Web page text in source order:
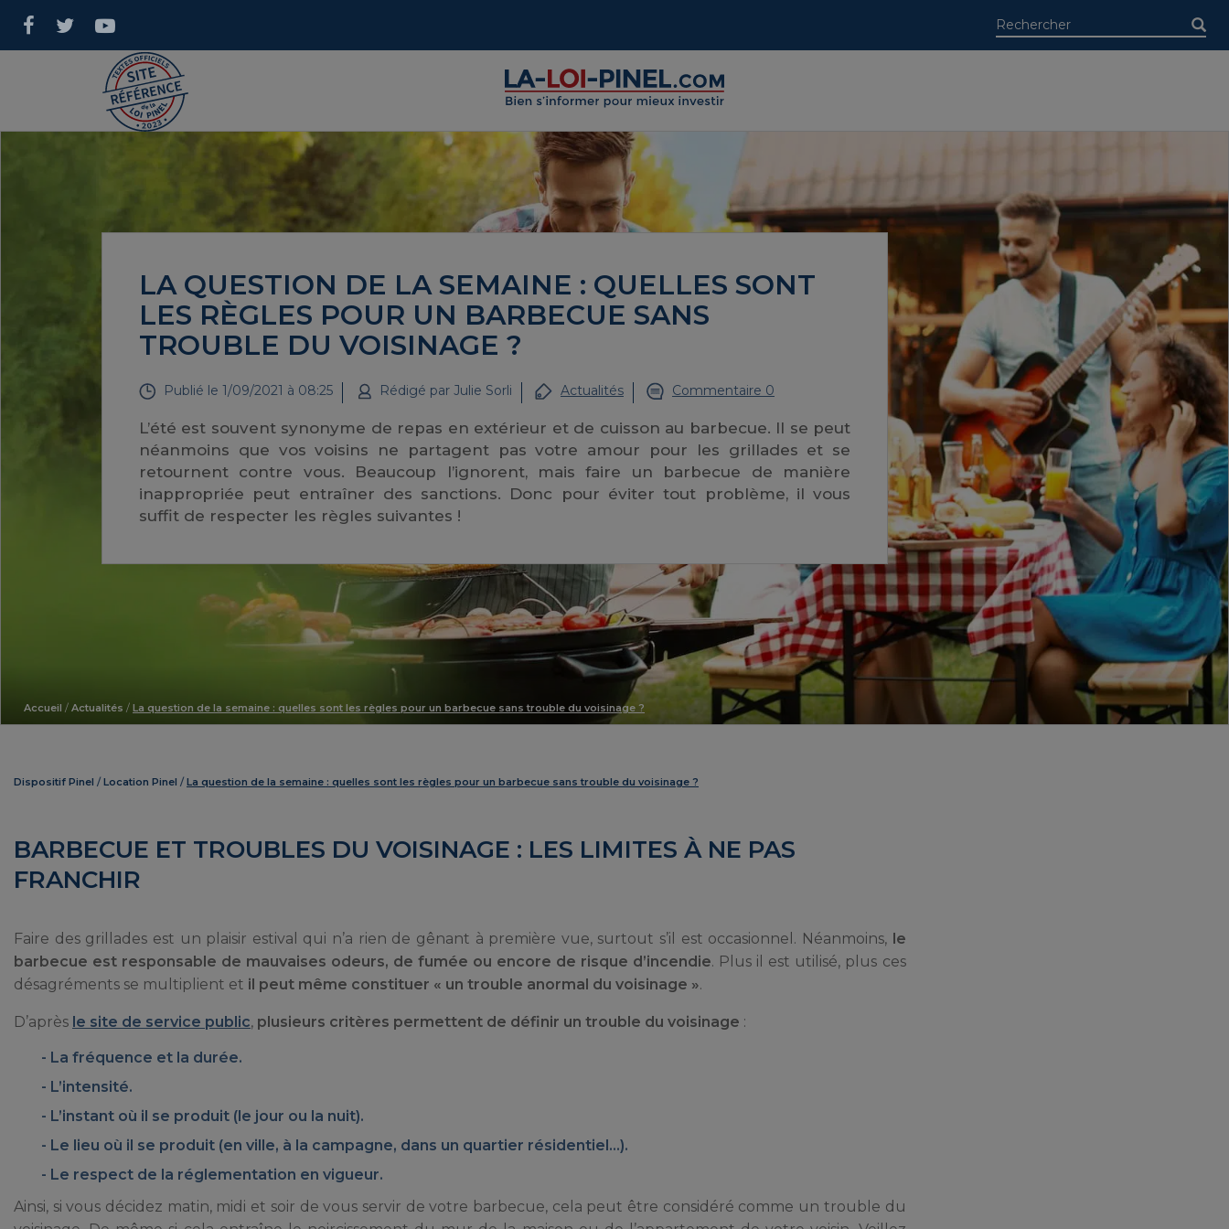
LA QUESTION DE LA SEMAINE : QUELLES SONT
LES RÈGLES POUR UN BARBECUE SANS
TROUBLE DU VOISINAGE ?
Publié le 1/09/2021 à 08:25 Rédigé par Julie Sorli Actualités Commentaire 0
L’été est souvent synonyme de repas en extérieur et de cuisson au barbecue. Il se peut
néanmoins que vos voisins ne partagent pas votre amour pour les grillades et se
retournent contre vous. Beaucoup l’ignorent, mais faire un barbecue de manière
inappropriée peut entraîner des sanctions. Donc pour éviter tout problème, il vous
suffit de respecter les règles suivantes !
Accueil / Actualités / La question de la semaine : quelles sont les règles pour un barbecue sans trouble du voisinage ?
Dispositif Pinel Location Pinel La question de la semaine : quelles sont les règles pour un barbecue sans trouble du voisinage ?
BARBECUE ET TROUBLES DU VOISINAGE : LES LIMITES À NE PAS
FRANCHIR
Faire des grillades est un plaisir estival qui n’a rien de gênant à première vue, surtout s’il est occasionnel. Néanmoins, le
barbecue est responsable de mauvaises odeurs, de fumée ou encore de risque d’incendie. Plus il est utilisé, plus ces
désagréments se multiplient et il peut même constituer « un trouble anormal du voisinage ».
D’après le site de service public, plusieurs critères permettent de définir un trouble du voisinage :
La fréquence et la durée.
L’intensité.
L’instant où il se produit (le jour ou la nuit).
Le lieu où il se produit (en ville, à la campagne, dans un quartier résidentiel…).
Le respect de la réglementation en vigueur.
Ainsi, si vous décidez matin, midi et soir de vous servir de votre barbecue, cela peut être considéré comme un trouble du